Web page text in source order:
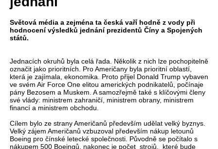
Světová média a zejména ta česká vaří hodně z vody při
hodnocení výsledků jednání prezidentů Číny a Spojených
států.
Jednacích okruhů byla celá řada. Několik z nich lze pochopitelně
označit jako prioritních. Pro Američany byla prioritní oblastí,
která je zajímala, ekonomika. Proto přijel Donald Trump vybaven
ve svém Air Force One elitou amerických podnikatelů, počínaje
pány Bezosem a Muskem. A samozřejmě také s klíčovými členy
své vlády: ministrem zahraničí, ministrem obrany, ministrem
financí a ministrem obchodu.
Cílem bylo ze strany Američanů především udělat velký byznys.
Velký zájem Američanů vzbuzoval především nákup letounů
Boeing pro čínské letecké společnosti. Původně se počítalo s
nákupem 500 Boeingů, nakonec je počet strojů, které bude